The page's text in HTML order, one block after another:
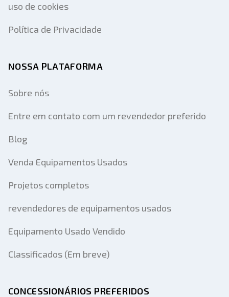
uso de cookies
Política de Privacidade
NOSSA PLATAFORMA
Sobre nós
Entre em contato com um revendedor preferido
Blog
Venda Equipamentos Usados
Projetos completos
revendedores de equipamentos usados
Equipamento Usado Vendido
Classificados (Em breve)
CONCESSIONÁRIOS PREFERIDOS